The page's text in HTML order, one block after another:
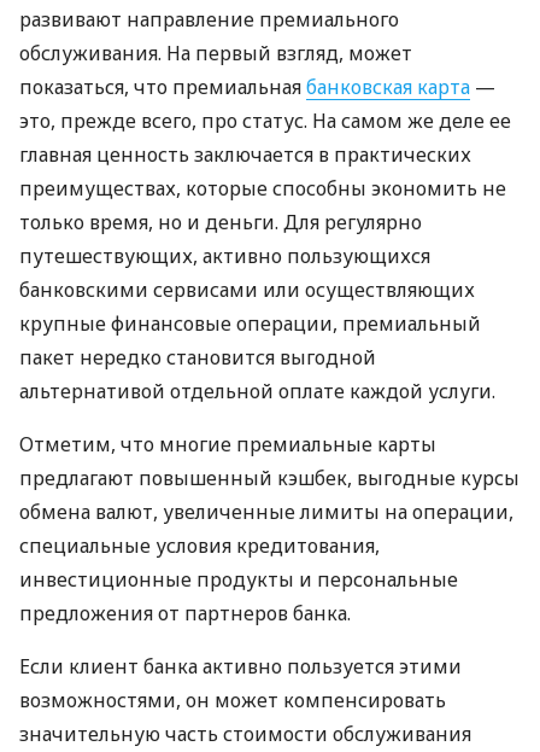
развивают направление премиального
обслуживания. На первый взгляд, может
показаться, что премиальнаябанковская карта —
это, прежде всего, про статус. На самом же деле ее
главная ценность заключается в практических
преимуществах, которые способны экономить не
только время, но и деньги. Для регулярно
путешествующих, активно пользующихся
банковскими сервисами или осуществляющих
крупные финансовые операции, премиальный
пакет нередко становится выгодной
альтернативой отдельной оплате каждой услуги.
Отметим, что многие премиальные карты
предлагают повышенный кэшбек, выгодные курсы
обмена валют, увеличенные лимиты на операции,
специальные условия кредитования,
инвестиционные продукты и персональные
предложения от партнеров банка.
Если клиент банка активно пользуется этими
возможностями, он может компенсировать
значительную часть стоимости обслуживания